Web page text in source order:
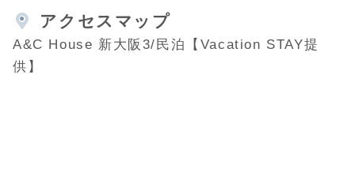
アクセスマップ
A&C House 新大阪3/民泊【Vacation STAY提
供】